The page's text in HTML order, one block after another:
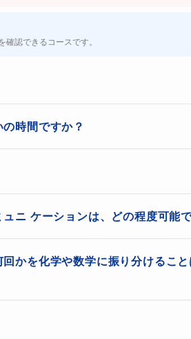
うこと！
いのかわからない」と困っている方
認できるコースです。
時間ですか？
授業、後半30分：三者面談}の約60分
多いですが、学力の高い生徒さんには
相談いただけますと幸いです。
ニ ケーションは、どの程度可能
基本即日、遅くても次の日にはお返事
ョンや、質問対応をご希望の場合は、
かを化学や数学に振り分けるこ
にしています。理解度や進捗状況によ